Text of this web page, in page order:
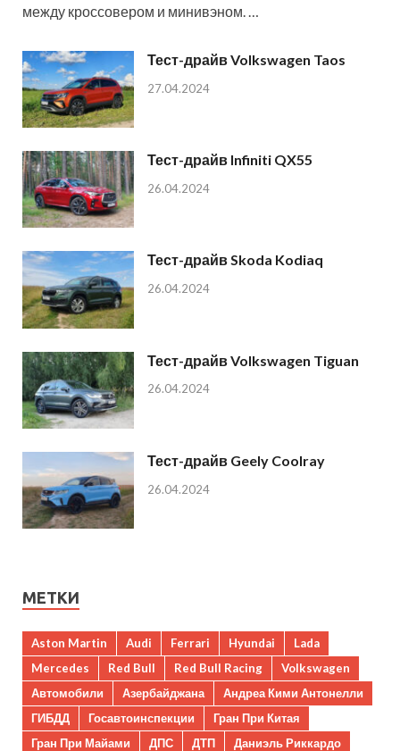
между кроссовером и минивэном. …
Тест-драйв Volkswagen Taos
27.04.2024
Тест-драйв Infiniti QX55
26.04.2024
Тест-драйв Skoda Kodiaq
26.04.2024
Тест-драйв Volkswagen Tiguan
26.04.2024
Тест-драйв Geely Coolray
26.04.2024
МЕТКИ
Aston Martin Audi Ferrari Hyundai
Lada
Mercedes
Red Bull Red Bull Racing
Volkswagen
Автомобили
Азербайджана
Андреа Кими Антонелли
ГИБДД
Госавтоинспекции
Гран При Китая
Гран При Майами
ДПС ДТП
Даниэль Риккардо